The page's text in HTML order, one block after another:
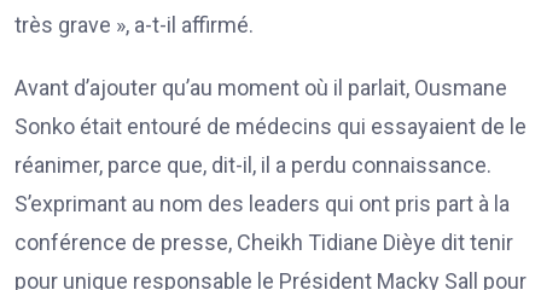
très grave », a-t-il affirmé.
Avant d’ajouter qu’au moment où il parlait, Ousmane
Sonko était entouré de médecins qui essayaient de le
réanimer, parce que, dit-il, il a perdu connaissance.
S’exprimant au nom des leaders qui ont pris part à la
conférence de presse, Cheikh Tidiane Dièye dit tenir
pour unique responsable le Président Macky Sall pour